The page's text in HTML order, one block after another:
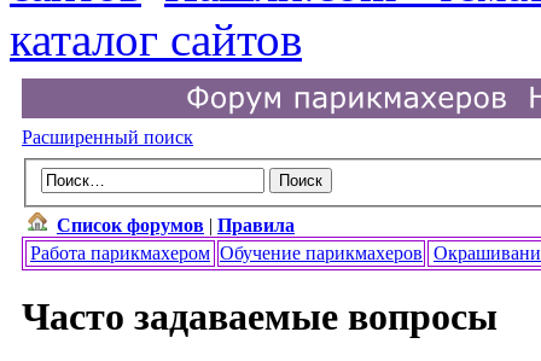
каталог сайтов
Расширенный поиск
Список форумов | Правила
Работа парикмахером Обучение парикмахеров
Часто задаваемые вопросы